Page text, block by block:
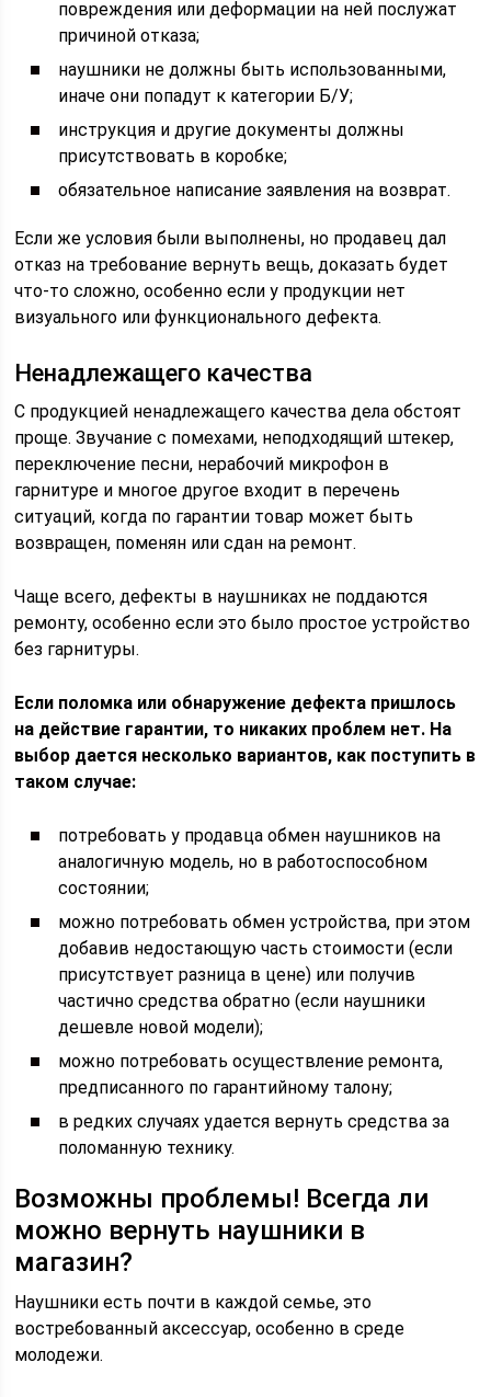
повреждения или деформации на ней послужат
причиной отказа;
наушники не должны быть использованными,
иначе они попадут к категории Б/У;
инструкция и другие документы должны
присутствовать в коробке;
обязательное написание заявления на возврат.
Если же условия были выполнены, но продавец дал
отказ на требование вернуть вещь, доказать будет
что-то сложно, особенно если у продукции нет
визуального или функционального дефекта.
Ненадлежащего качества
С продукцией ненадлежащего качества дела обстоят
проще. Звучание с помехами, неподходящий штекер,
переключение песни, нерабочий микрофон в
гарнитуре и многое другое входит в перечень
ситуаций, когда по гарантии товар может быть
возвращен, поменян или сдан на ремонт.
Чаще всего, дефекты в наушниках не поддаются
ремонту, особенно если это было простое устройство
без гарнитуры.
Если поломка или обнаружение дефекта пришлось
на действие гарантии, то никаких проблем нет. На
выбор дается несколько вариантов, как поступить в
таком случае:
потребовать у продавца обмен наушников на
аналогичную модель, но в работоспособном
состоянии;
можно потребовать обмен устройства, при этом
добавив недостающую часть стоимости (если
присутствует разница в цене) или получив
частично средства обратно (если наушники
дешевле новой модели);
можно потребовать осуществление ремонта,
предписанного по гарантийному талону;
в редких случаях удается вернуть средства за
поломанную технику.
Возможны проблемы! Всегда ли
можно вернуть наушники в
магазин?
Наушники есть почти в каждой семье, это
востребованный аксессуар, особенно в среде
молодежи.